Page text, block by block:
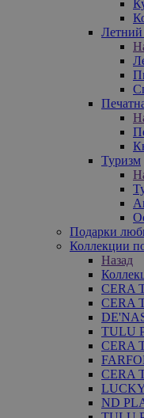
Летний
Туризм
Подарки
Коллекции
Назад
CERA
CERA
TULU
CERA
CERA
ND